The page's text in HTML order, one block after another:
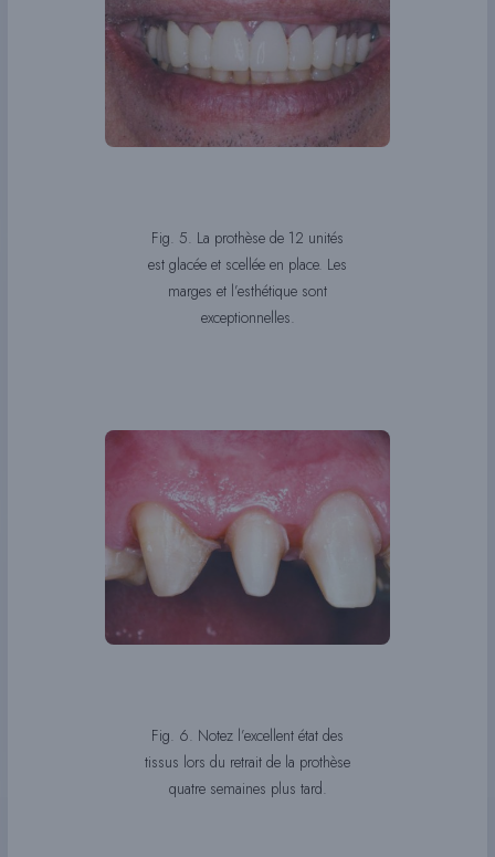
Fig. 5. La prothèse de 12 unités
est glacée et scellée en place. Les
marges et l’esthétique sont
exceptionnelles.
Fig. 6. Notez l’excellent état des
tissus lors du retrait de la prothèse
quatre semaines plus tard.